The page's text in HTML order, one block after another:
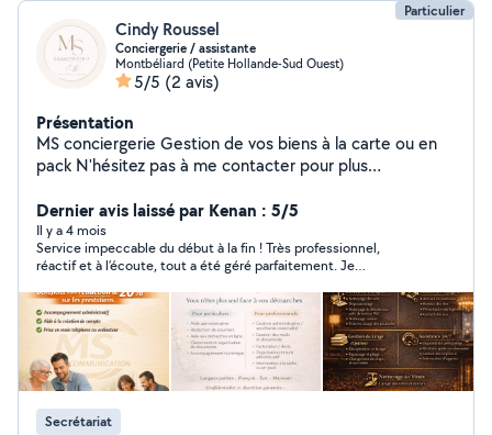
Particulier
Cindy Roussel
Conciergerie / assistante
Montbéliard (Petite Hollande-Sud Ouest)
5/5 (2 avis)
Présentation
MS conciergerie Gestion de vos biens à la carte ou en
pack N'hésitez pas à me contacter pour plus
administrative & numérique à domicile Vous êtes
débordé(e) par vos démarches administratives ou
perdu(e) avec internet ? Je vous accompagne
simplement dans toutes vos démarches du quotidien :
Papiers administratifs (CAF, impôts, retraite) Aide
informatique et internet Organisation de vos documents
Service local, humain et à l'écoute Secteur Montbéliard /
Belfort Premier contact gratuit et sans engagement
Dernier avis laissé par Kenan : 5/5
Il y a 4 mois
Service impeccable du début à la fin ! Très professionnel,
réactif et à l’écoute, tout a été géré parfaitement. Je
confiance les yeux fermés.
Secrétariat